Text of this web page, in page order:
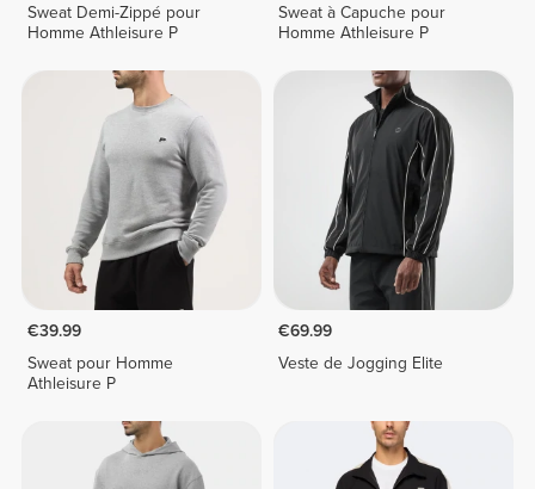
Sweat Demi-Zippé pour
Homme Athleisure P
Sweat à Capuche pour
Homme Athleisure P
€39.99
Sweat pour Homme
Athleisure P
€69.99
Veste de Jogging Elite